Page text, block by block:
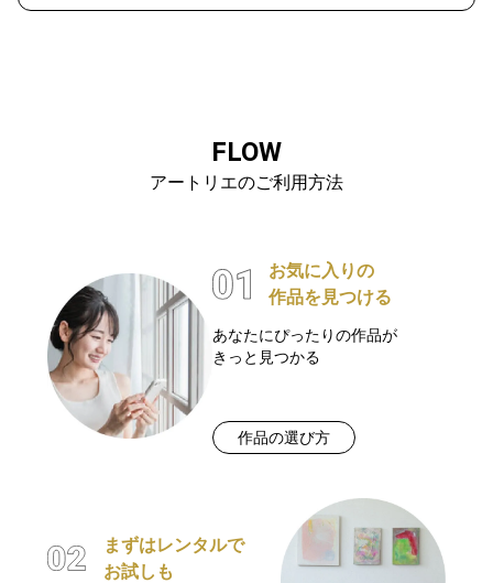
FLOW
アートリエのご利用方法
お気に入りの
作品を見つける
あなたにぴったりの作品が
きっと見つかる
作品の選び方
まずはレンタルで
お試しも